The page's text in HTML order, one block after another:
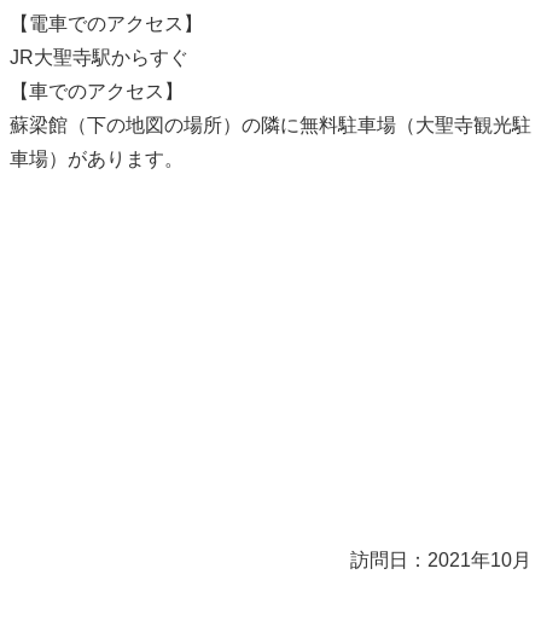
【電車でのアクセス】
JR大聖寺駅からすぐ
【車でのアクセス】
蘇梁館（下の地図の場所）の隣に無料駐車場（大聖寺観光駐
車場）があります。
訪問日：2021年10月